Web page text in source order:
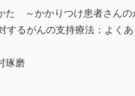
た ～かかりつけ患者さんの
るがんの支持療法：よく
琢磨